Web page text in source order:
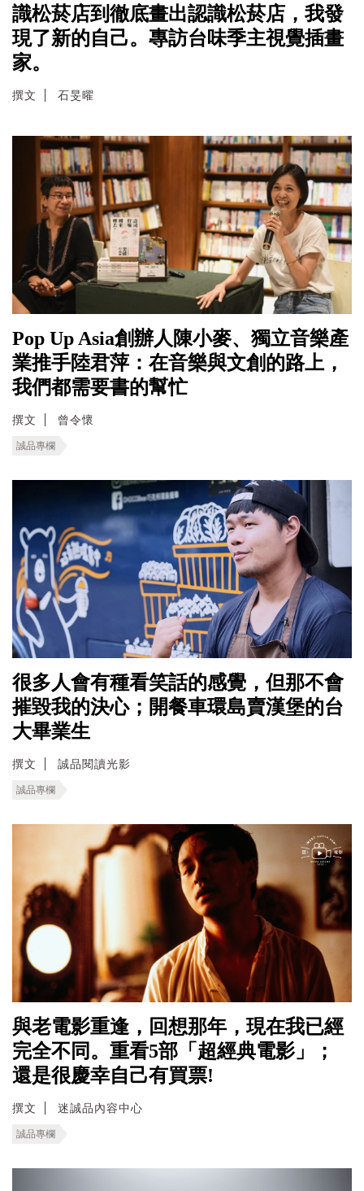
識松菸店到徹底畫出認識松菸店，我發
現了新的自己。專訪台味季主視覺插畫
家。
撰文 石旻曜
Pop Up Asia創辦人陳小麥、獨立音樂產
業推手陸君萍：在音樂與文創的路上，
我們都需要書的幫忙
撰文 曾令懷
誠品專欄
很多人會有種看笑話的感覺，但那不會
摧毀我的決心；開餐車環島賣漢堡的台
大畢業生
撰文 誠品閱讀光影
誠品專欄
與老電影重逢，回想那年，現在我已經
完全不同。重看5部「超經典電影」；
還是很慶幸自己有買票!
撰文 迷誠品內容中心
誠品專欄